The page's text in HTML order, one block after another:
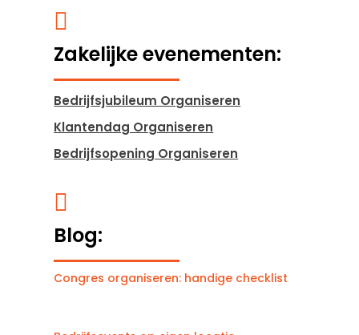

Zakelijke evenementen:
Bedrijfsjubileum Organiseren
Klantendag Organiseren
Bedrijfsopening Organiseren

Blog:
Congres organiseren: handige checklist